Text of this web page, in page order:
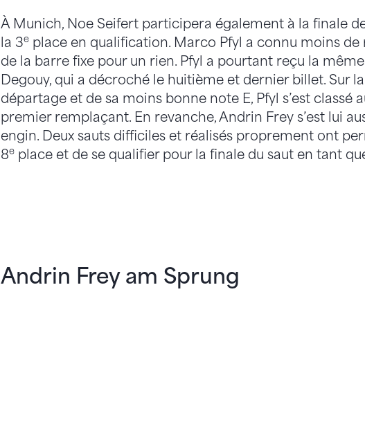
À Munich, Noe Seifert participera également à la finale
la 3eplace en qualification. Marco Pfyl a connu moins de
de la barre fixe pour un rien. Pfyl a pourtant reçu la
Degouy, qui a décroché le huitième et dernier billet. Sur
départage et de sa moins bonne note E, Pfyl s’est classé
premier remplaçant. En revanche, Andrin Frey s’est lui
engin. Deux sauts difficiles et réalisés proprement ont
8eplace et de se qualifier pour la finale du saut en tant
Andrin Frey am Sprung